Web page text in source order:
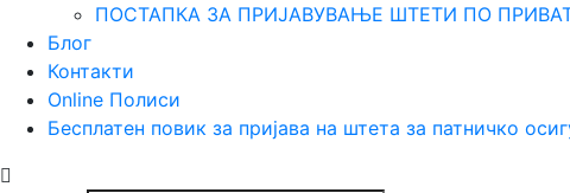
ПОСТАПКА ЗА ПРИЈАВУВАЊЕ ШТЕТИ ПО
Блог
Контакти
Online Полиси
Бесплатен повик за пријава на штета за патничко